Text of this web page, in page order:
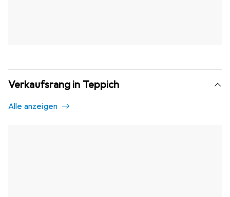
Verkaufsrang in Teppich
Alle anzeigen